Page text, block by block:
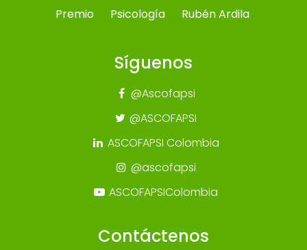
Premio
Psicología Rubén Ardila
Síguenos
@Ascofapsi
@ASCOFAPSI
ASCOFAPSI Colombia
@ascofapsi
ASCOFAPSIColombia
Contáctenos